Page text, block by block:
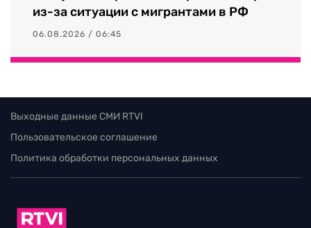
из-за ситуации с мигрантами в РФ
06.08.2026 / 06:45
Выходные данные СМИ RTVI
Пользовательское соглашение
Политика обработки персональных данных